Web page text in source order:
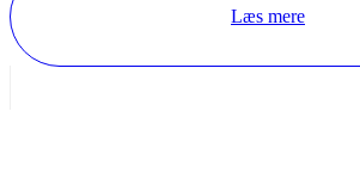
Læs mere